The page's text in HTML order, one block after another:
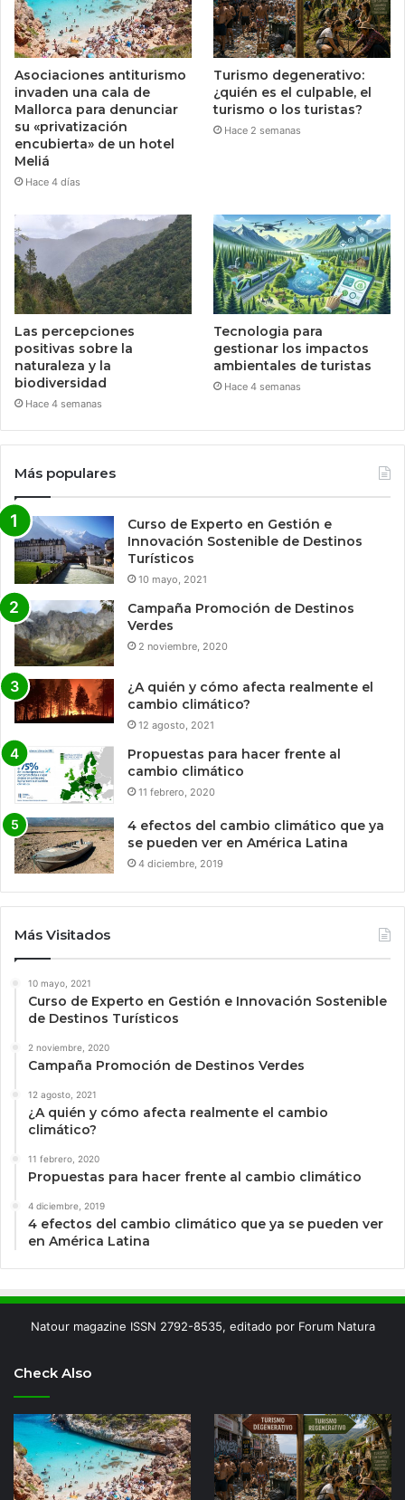
Asociaciones antiturismo
invaden una cala de
Mallorca para denunciar
su «privatización
encubierta» de un hotel
Meliá
Hace 4 días
Turismo degenerativo:
¿quién es el culpable, el
turismo o los turistas?
Hace 2 semanas
Las percepciones
positivas sobre la
naturaleza y la
biodiversidad
Hace 4 semanas
Tecnologia para
gestionar los impactos
ambientales de turistas
Hace 4 semanas
Más populares
Curso de Experto en Gestión e
Innovación Sostenible de Destinos
Turísticos
10 mayo, 2021
Campaña Promoción de Destinos
Verdes
2 noviembre, 2020
¿A quién y cómo afecta realmente el
cambio climático?
12 agosto, 2021
Propuestas para hacer frente al
cambio climático
11 febrero, 2020
4 efectos del cambio climático que ya
se pueden ver en América Latina
4 diciembre, 2019
Más Visitados
10 mayo, 2021
Curso de Experto en Gestión e Innovación Sostenible
de Destinos Turísticos
2 noviembre, 2020
Campaña Promoción de Destinos Verdes
12 agosto, 2021
¿A quién y cómo afecta realmente el cambio
climático?
11 febrero, 2020
Propuestas para hacer frente al cambio climático
4 diciembre, 2019
4 efectos del cambio climático que ya se pueden ver
en América Latina
Natour magazine ISSN 2792-8535, editado por Forum Natura
Check Also